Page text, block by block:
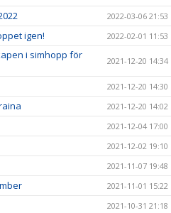
2022-03-06 21:53
igen! 2022-02-01 11:53
i simhopp för
2021-12-20 14:34
2021-12-20 14:30
2021-12-20 14:02
2021-12-04 17:00
2021-12-02 19:10
2021-11-07 19:48
2021-11-01 15:22
2021-10-31 21:18